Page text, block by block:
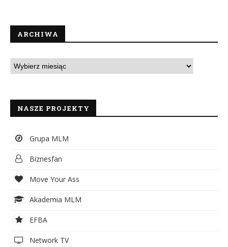
ARCHIWA
NASZE PROJEKTY
Grupa MLM
Biznesfan
Move Your Ass
Akademia MLM
EFBA
Network TV